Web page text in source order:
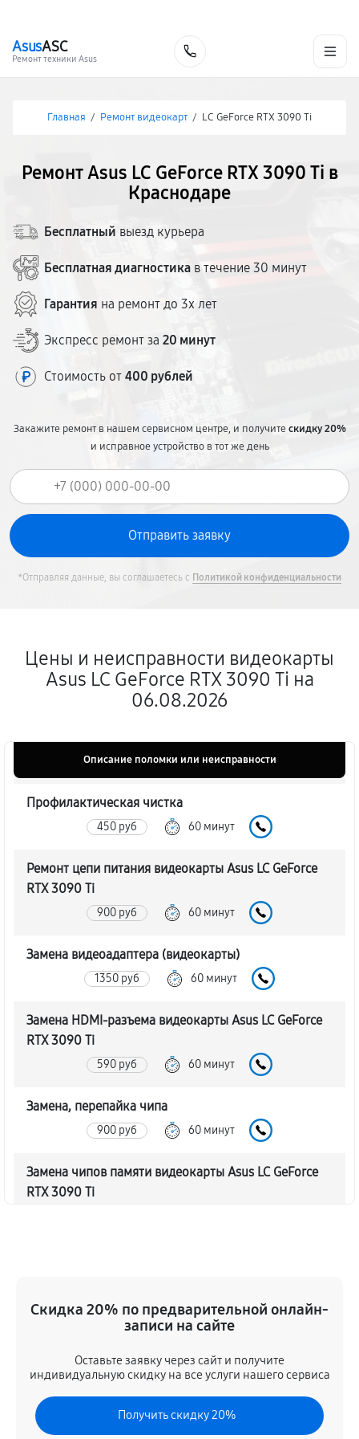
AsusASC
Ремонт техники Asus
Главная / Ремонт видеокарт / LC GeForce RTX 3090 Ti
Ремонт Asus LC GeForce RTX 3090 Ti в
Краснодаре
Бесплатный выезд курьера
Бесплатная диагностика в течение 30 минут
Гарантия на ремонт до 3х лет
Экспресс ремонт за 20 минут
Стоимость от 400 рублей
Закажите ремонт в нашем сервисном центре, и получитескидку 20%
и исправное устройство в тот же день
*Отправляя данные, вы соглашаетесь с Политикой конфиденциальности
Цены и неисправности видеокарты
Asus LC GeForce RTX 3090 Ti на
06.08.2026
Описание поломки или неисправности
Профилактическая чистка
450 руб 60 минут
Ремонт цепи питания видеокарты Asus LC GeForce
RTX 3090 Ti
900 руб 60 минут
Замена видеоадаптера (видеокарты)
1350 руб 60 минут
Замена HDMI-разъема видеокарты Asus LC GeForce
RTX 3090 Ti
590 руб 60 минут
Замена, перепайка чипа
900 руб 60 минут
Замена чипов памяти видеокарты Asus LC GeForce
RTX 3090 Ti
Восстановление BIOS на программаторе
500 руб 60 минут
Скидка 20% по предварительной онлайн-
записи на сайте
Оставьте заявку через сайт и получите
индивидуальную скидку на все услуги нашего сервиса
Получить скидку 20%